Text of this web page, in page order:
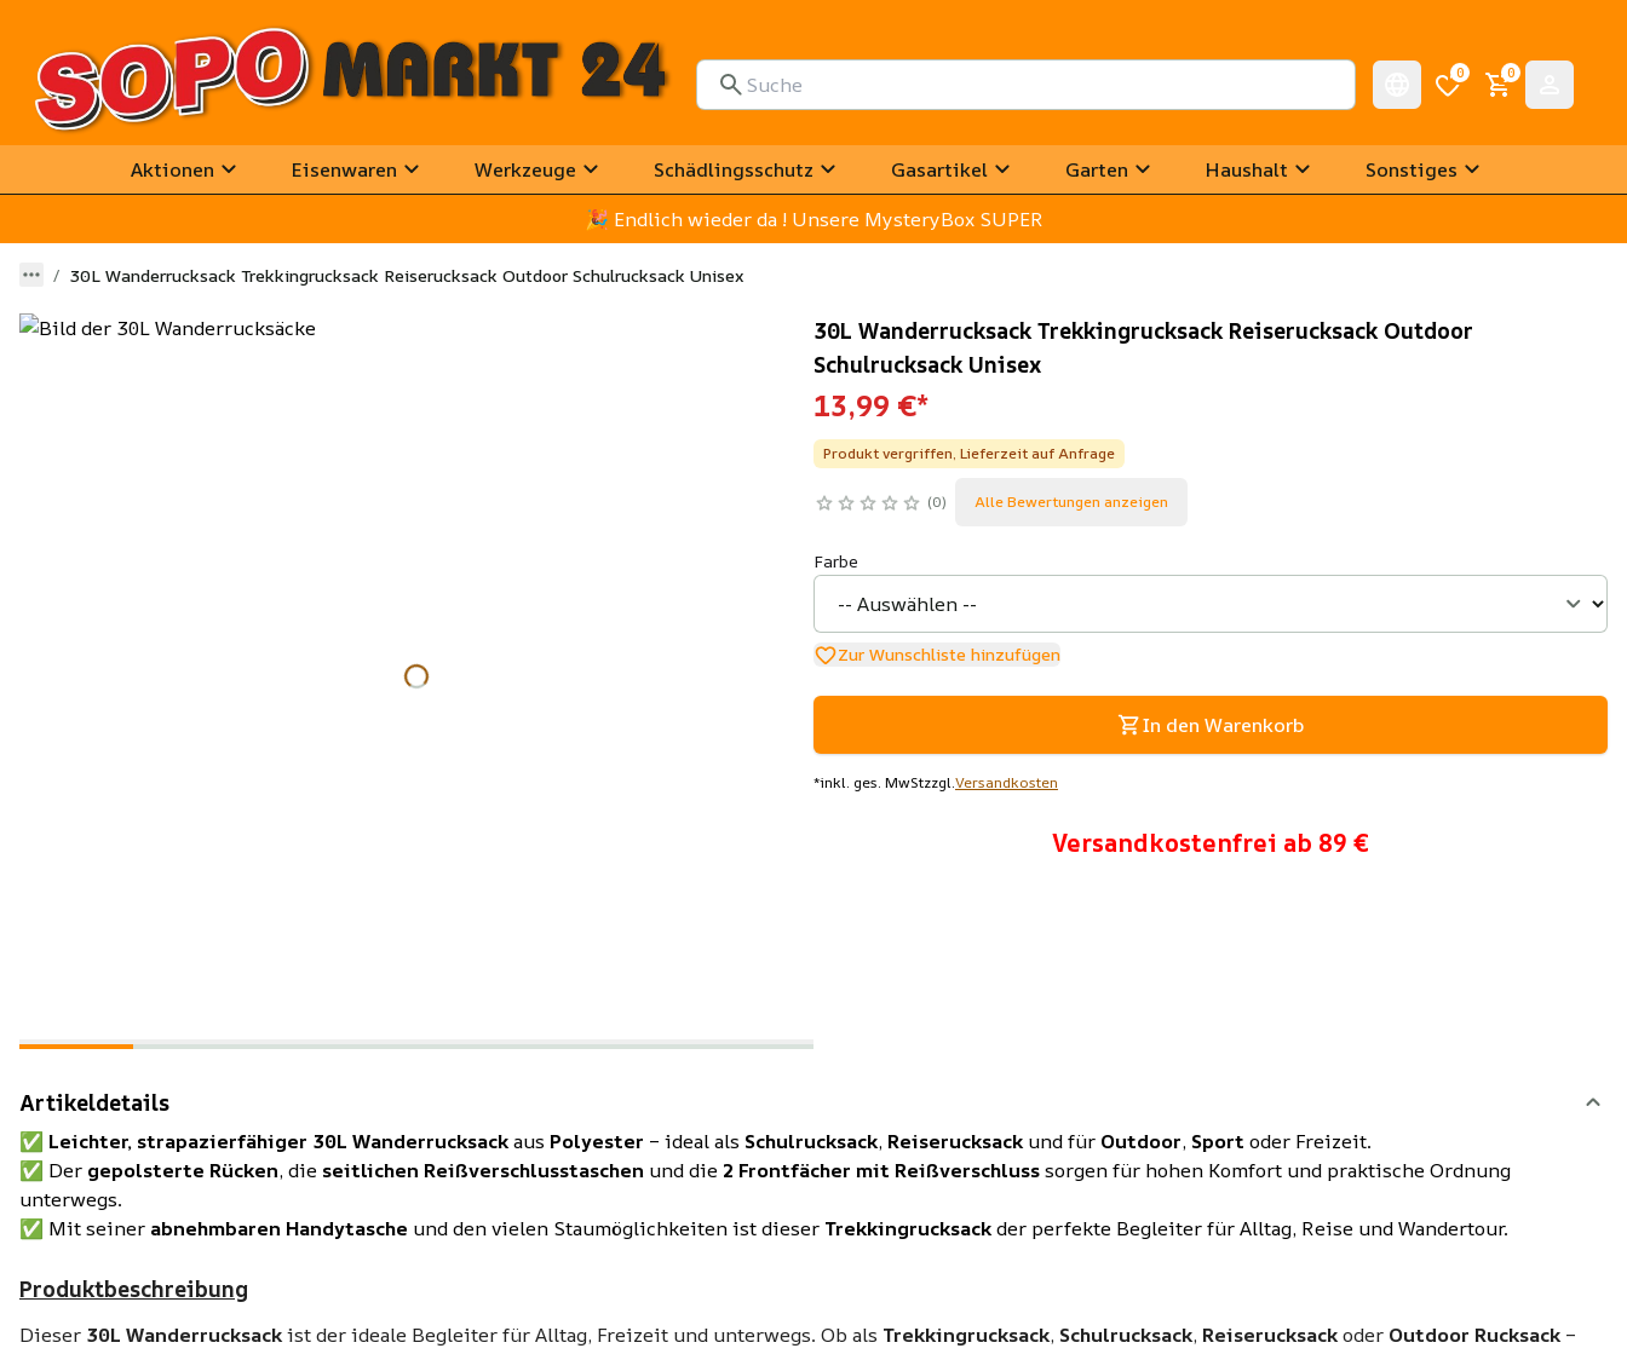
0 0
Aktionen Eisenwaren Werkzeuge Schädlingsschutz Gasartikel Garten Haushalt
Sonstiges
🎉 Endlich wieder da ! Unsere MysteryBox SUPER
30L Wanderrucksack Trekkingrucksack Reiserucksack Outdoor Schulrucksack Unisex
30L Wanderrucksack Trekkingrucksack Reiserucksack Outdoor
Schulrucksack Unisex
13,99 €*
Produkt vergriffen, Lieferzeit auf Anfrage
0 Alle Bewertungen anzeigen
Farbe
Zur Wunschliste hinzufügen
In den Warenkorb
*inkl. ges. MwStzzgl.Versandkosten
Versandkostenfrei ab 89 €
Artikeldetails
✅ Leichter, strapazierfähiger 30L Wanderrucksackaus Polyester – ideal als Schulrucksack, Reiserucksackund für Outdoor, Sport oder Freizeit.
✅ Der gepolsterte Rücken, die seitlichen Reißverschlusstaschen und die 2 Frontfächer mit Reißverschlusssorgen für hohen Komfort und praktische Ordnung
unterwegs.
✅ Mit seiner abnehmbaren Handytasche und den vielen Staumöglichkeiten ist dieser Trekkingrucksackder perfekte Begleiter für Alltag, Reise und Wandertour.
Produktbeschreibung
Dieser 30L Wanderrucksackist der ideale Begleiter für Alltag, Freizeit und unterwegs. Ob als Trekkingrucksack, Schulrucksack, Reiserucksackoder Outdoor Rucksack –